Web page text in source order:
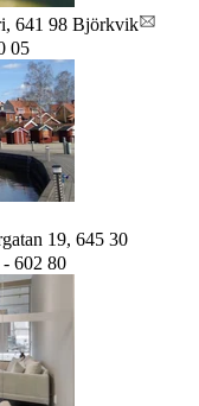
641 98 Björkvik
05
19, 645 30
602 80